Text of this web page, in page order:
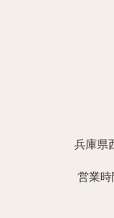
兵庫県
営業